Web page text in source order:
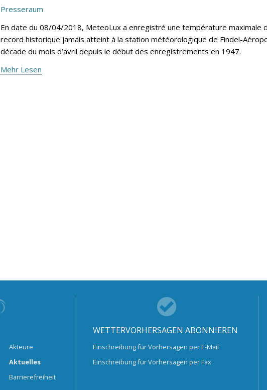
Presseraum
En date du 08/04/2018, MeteoLux a enregistré une température maximale
record historique jamais atteint à la station météorologique de Findel-
décade du mois d’avril depuis le début des enregistrements en 1947.
Mehr Lesen
Akteure
Aktuelles
Barrierefreiheit
WETTERVORHERSAGEN ABONNIEREN
Einschreibung für Vorhersagen per E-Mail
Einschreibung für Vorhersagen per Fax